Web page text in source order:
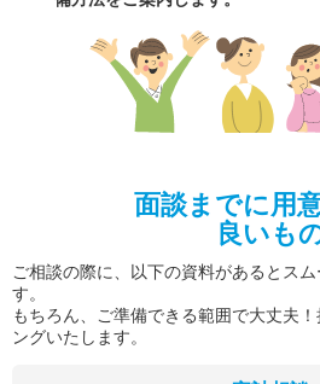
面談までに用
良いも
ご相談の際に、以下の資料があるとス
す。
もちろん、ご準備できる範囲で大丈夫
ングいたします。